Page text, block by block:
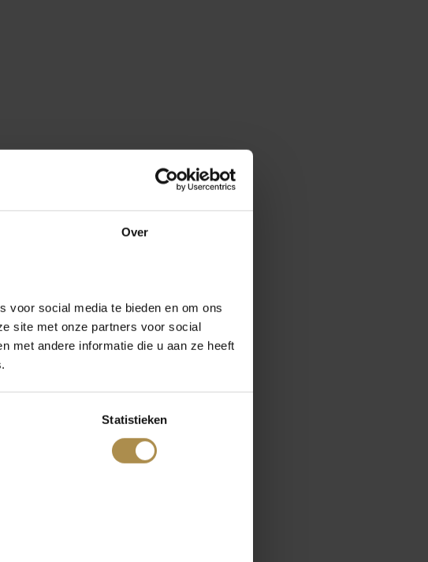
Over
voor social media te bieden en om ons
site met onze partners voor social
met andere informatie die u aan ze heeft
Statistieken